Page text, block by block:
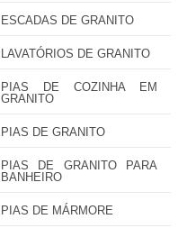
ESCADAS DE GRANITO
LAVATÓRIOS DE GRANITO
PIAS DE COZINHA EM
GRANITO
PIAS DE GRANITO
PIAS DE GRANITO PARA
BANHEIRO
PIAS DE MÁRMORE